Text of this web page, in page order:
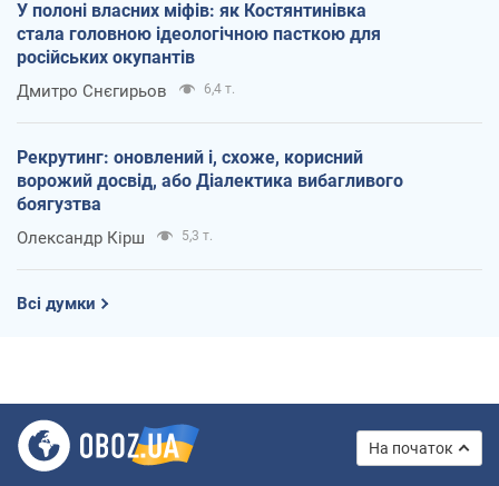
У полоні власних міфів: як Костянтинівка
стала головною ідеологічною пасткою для
російських окупантів
Дмитро Снєгирьов 6,4 т.
Рекрутинг: оновлений і, схоже, корисний
ворожий досвід, або Діалектика вибагливого
боягузтва
Олександр Кірш 5,3 т.
Всі думки
На початок